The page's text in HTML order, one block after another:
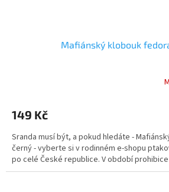
Mafiánský klobouk
149 Kč
Sranda musí být, a pokud hledáte -
černý - vyberte si v rodinném e-shopu
po celé České republice. V období prohibice